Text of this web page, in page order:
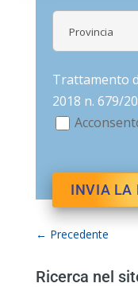
Trattamento
2018 n. 679/
← Precedente
Ricerca nel